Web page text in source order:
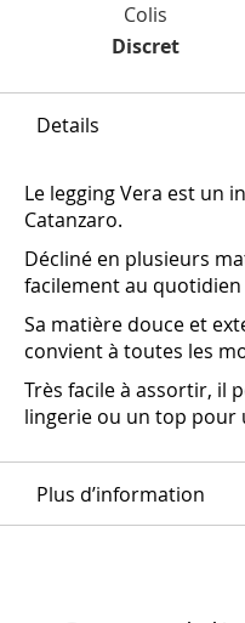
Colis
Discret
Details
Le legging Vera est un
Catanzaro.
Décliné en plusieurs
facilement au
Sa matière douce et
convient à toutes les
Très facile à assortir, il
lingerie ou un top pour
Plus d’information